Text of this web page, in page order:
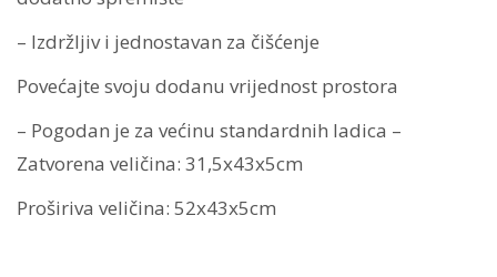
– Izdržljiv i jednostavan za čišćenje
Povećajte svoju dodanu vrijednost prostora
– Pogodan je za većinu standardnih ladica –
Zatvorena veličina: 31,5x43x5cm
Proširiva veličina: 52x43x5cm